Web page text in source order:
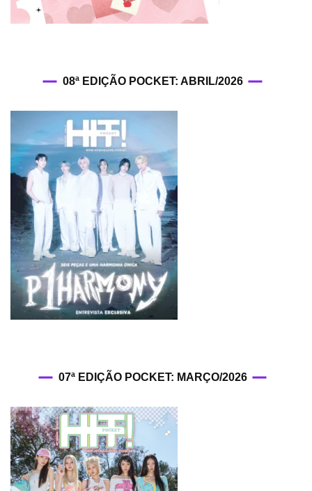
08ª EDIÇÃO POCKET: ABRIL/2026
07ª EDIÇÃO POCKET: MARÇO/2026